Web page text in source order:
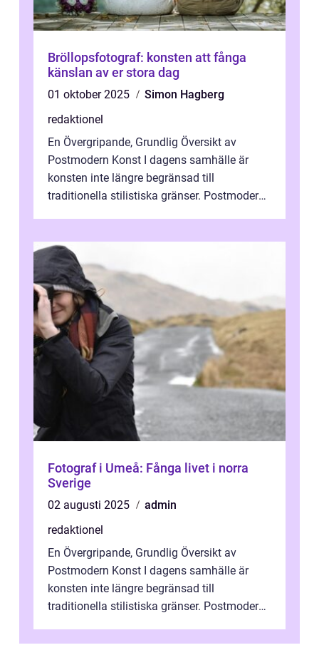
Bröllopsfotograf: konsten att fånga
känslan av er stora dag
01 oktober 2025
Simon Hagberg
redaktionel
En Övergripande, Grundlig Översikt av
Postmodern Konst I dagens samhälle är
konsten inte längre begränsad till
traditionella stilistiska gränser. Postmodern
Fotograf i Umeå: Fånga livet i norra
Sverige
02 augusti 2025
admin
redaktionel
En Övergripande, Grundlig Översikt av
Postmodern Konst I dagens samhälle är
konsten inte längre begränsad till
traditionella stilistiska gränser. Postmodern